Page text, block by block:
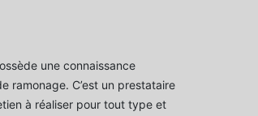
une connaissance
ramonage. C’est un prestataire
à réaliser pour tout type et